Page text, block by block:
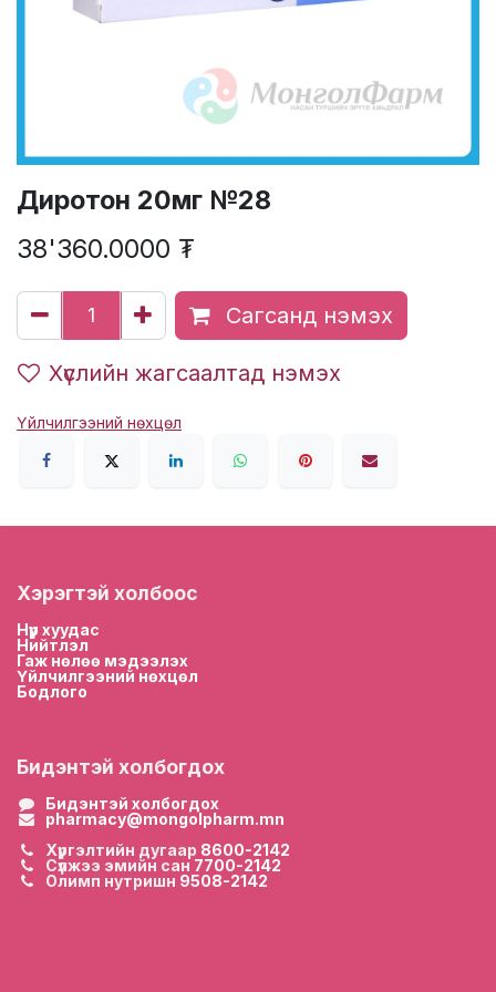
Диротон 20мг №28
38'360.0000 ₮
Сагсанд нэмэх
Хүслийн жагсаалтад нэмэх
Үйлчилгээний нөхцөл
Хэрэгтэй холбоос
Нүүр хуудас
Нийтлэл
Гаж нөлөө мэдээлэх
Үйлчилгээний нөхцөл
Бодлого
Бидэнтэй холбогдох
Бидэнтэй холбогдох
pharmacy@mongolpharm.mn
Хүргэлтийн дугаар 8600-2142
Сүлжээ эмийн сан 7700-2142
Олимп нутришн 9508-2142